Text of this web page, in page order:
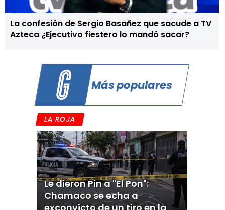
La confesión de Sergio Basañez que sacude a TV
Azteca ¿Ejecutivo fiestero lo mandó sacar?
Más populares
LA ROJA
Le dieron Pin a "El Pon":
Chamaco se echa a